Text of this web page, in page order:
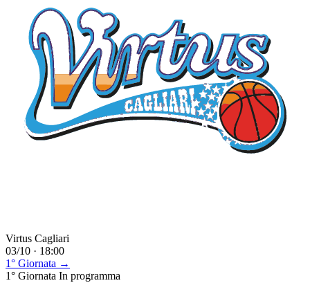
Virtus Cagliari
03/10 · 18:00
1° Giornata →
1° Giornata In programma